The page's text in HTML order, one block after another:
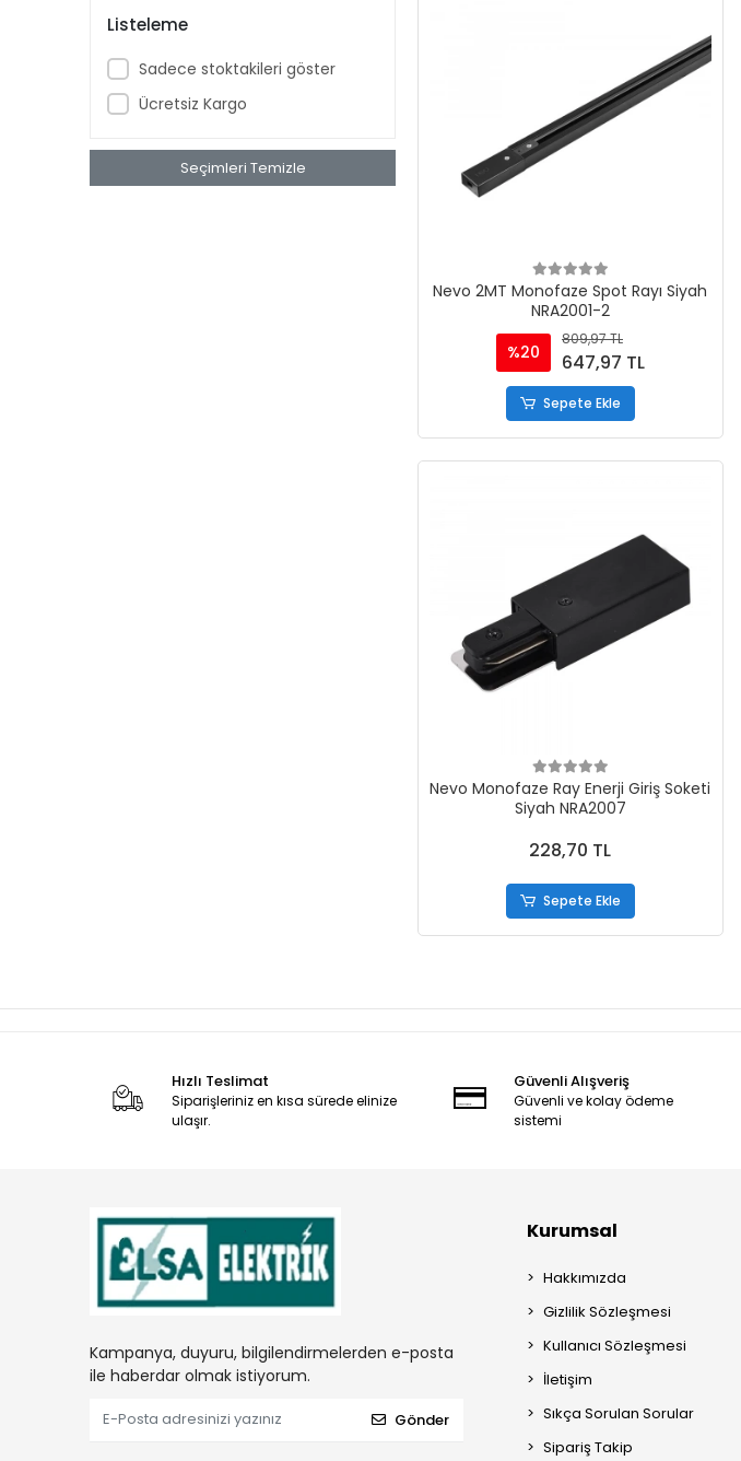
Listeleme
Sadece stoktakileri göster
Ücretsiz Kargo
Seçimleri Temizle
Nevo 2MT Monofaze Spot Rayı Siyah
NRA2001-2
%20
809,97 TL
647,97 TL
Sepete Ekle
Nevo Monofaze Ray Enerji Giriş Soketi
Siyah NRA2007
228,70 TL
Sepete Ekle
Hızlı Teslimat
Siparişleriniz en kısa sürede elinize
ulaşır.
Güvenli Alışveriş
Güvenli ve kolay ödeme
sistemi
Kampanya, duyuru, bilgilendirmelerden e-posta
ile haberdar olmak istiyorum.
Gönder
Kurumsal
Hakkımızda
Gizlilik Sözleşmesi
Kullanıcı Sözleşmesi
İletişim
Sıkça Sorulan Sorular
Sipariş Takip